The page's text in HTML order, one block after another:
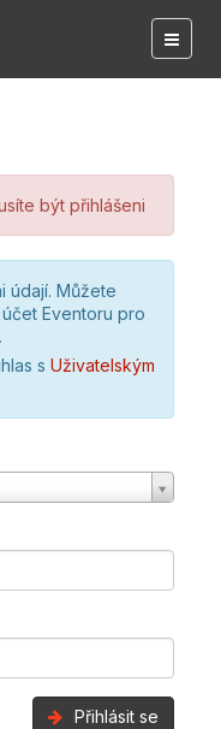
být přihlášeni
údají. Můžete
Eventoru pro
s Uživatelským
Přihlásit se